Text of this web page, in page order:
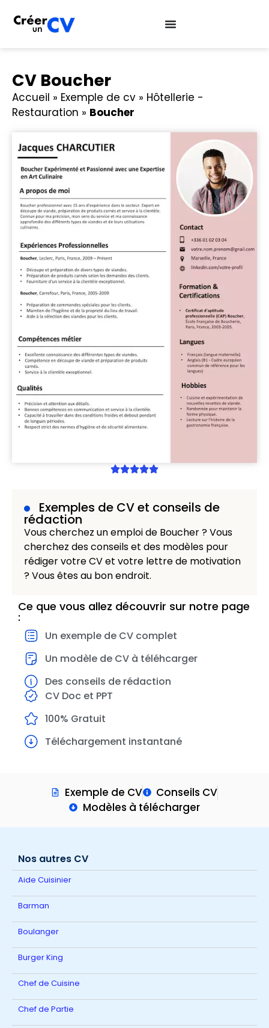
CV Boucher
Accueil » Exemple de cv » Hôtellerie -
Restauration » Boucher
Exemples de CV et conseils de
rédaction
Vous cherchez un emploi de Boucher ? Vous
cherchez des conseils et des modèles pour
rédiger votre CV et votre lettre de motivation
? Vous êtes au bon endroit.
Ce que vous allez découvrir sur notre page
:
Un exemple de CV complet
Un modèle de CV à téléhcarger
Des conseils de rédaction
CV Doc et PPT
100% Gratuit
Téléchargement instantané
Exemple de CV
Conseils CV
Modèles à télécharger
Nos autres CV
Aide Cuisinier
Barman
Boulanger
Burger King
Chef de Cuisine
Chef de Partie